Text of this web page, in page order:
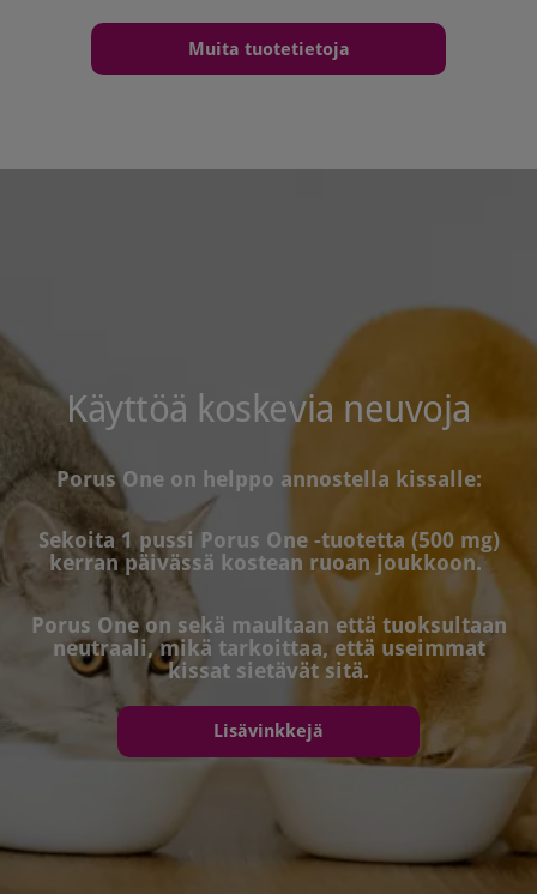
Muita tuotetietoja
Käyttöä koskevia neuvoja
Porus One on helppo annostella kissalle:
Sekoita 1 pussi Porus One -tuotetta (500 mg)
kerran päivässä kostean ruoan joukkoon.
Porus One on sekä maultaan että tuoksultaan
neutraali, mikä tarkoittaa, että useimmat
kissat sietävät sitä.
Lisävinkkejä